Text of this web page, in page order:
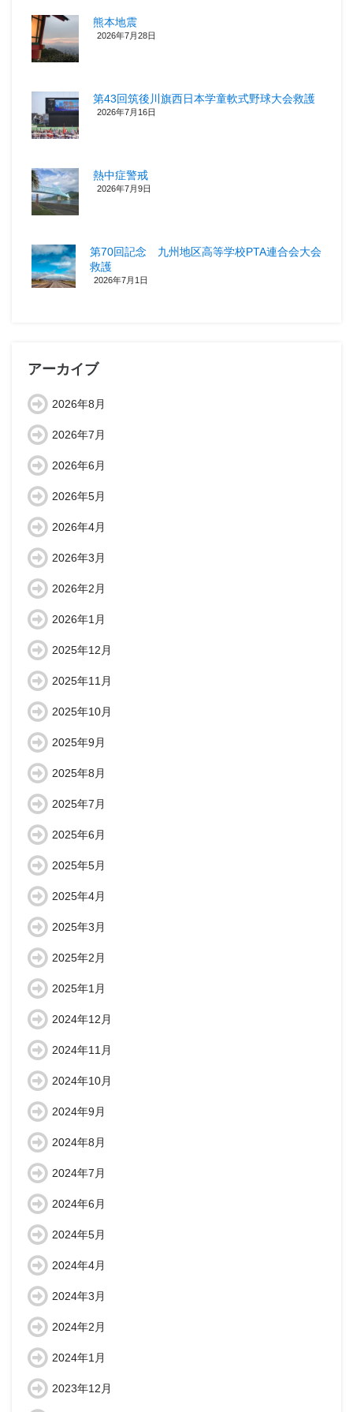
熊本地震
2026年7月28日
第43回筑後川旗西日本学童軟式野球大会救護
2026年7月16日
熱中症警戒
2026年7月9日
第70回記念 九州地区高等学校PTA連合会大会
救護
2026年7月1日
アーカイブ
2026年8月
2026年7月
2026年6月
2026年5月
2026年4月
2026年3月
2026年2月
2026年1月
2025年12月
2025年11月
2025年10月
2025年9月
2025年8月
2025年7月
2025年6月
2025年5月
2025年4月
2025年3月
2025年2月
2025年1月
2024年12月
2024年11月
2024年10月
2024年9月
2024年8月
2024年7月
2024年6月
2024年5月
2024年4月
2024年3月
2024年2月
2024年1月
2023年12月